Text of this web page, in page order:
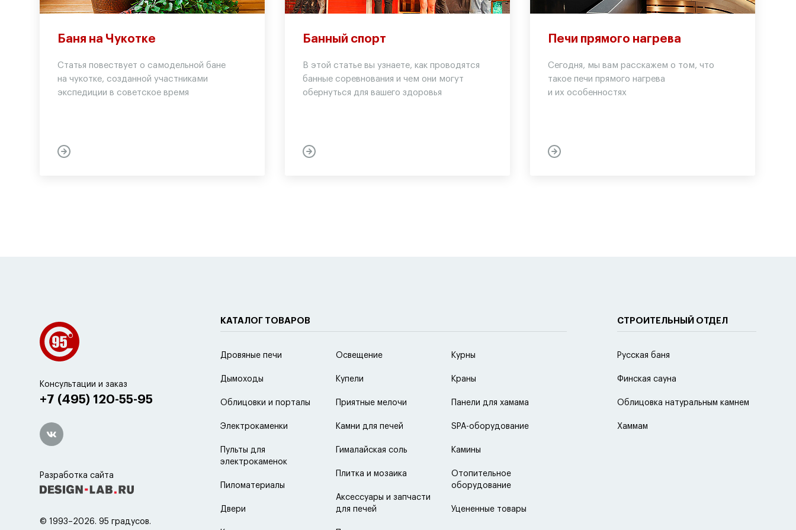
Баня на Чукотке
Статья повествует о самодельной бане
на чукотке, созданной участниками
экспедиции в советское время
Банный спорт
В этой статье вы узнаете, как проводятся
банные соревнования и чем они могут
обернуться для вашего здоровья
Печи прямого нагрева
Сегодня, мы вам расскажем о том, что
такое печи прямого нагрева
и их особенностях
Консультации и заказ
+7 (495) 120-55-95
Разработка сайта
© 1993–2026. 95 градусов.
КАТАЛОГ ТОВАРОВ
Дровяные печи
Дымоходы
Облицовки и порталы
Электрокаменки
Пульты для
электрокаменок
Пиломатериалы
Двери
Освещение
Купели
Приятные мелочи
Камни для печей
Гималайская соль
Плитка и мозаика
Аксессуары и запчасти
для печей
Курны
Краны
Панели для хамама
SPA-оборудование
Камины
Отопительное
оборудование
Уцененные товары
СТРОИТЕЛЬНЫЙ ОТДЕЛ
Русская баня
Финская сауна
Облицовка натуральным камнем
Хаммам